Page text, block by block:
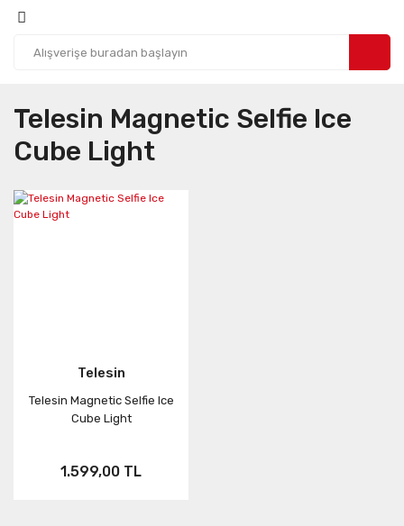
Telesin Magnetic Selfie Ice
Cube Light
Telesin
Telesin Magnetic Selfie Ice
Cube Light
1.599,00 TL